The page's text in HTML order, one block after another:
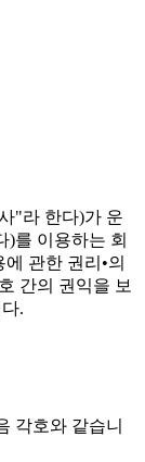
"라 한다)가 운
)를 이용하는 회
관한 권리•의
간의 권익을 보
.
각호와 같습니